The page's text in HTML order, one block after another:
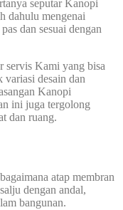
seputar Kanopi
dahulu mengenai
dan sesuai dengan
servis Kami yang bisa
variasi desain dan
Kanopi
ini juga tergolong
dan ruang.
atap membran
dengan andal,
bangunan.